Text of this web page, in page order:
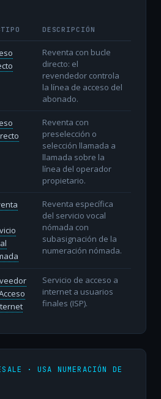
DESCRIPCIÓN
Reventa con bucle
directo: el
revendedor controla
la línea de acceso del
abonado.
Reventa con
preselección o
selección llamada a
llamada sobre la
línea del operador
propietario.
Reventa específica
del servicio vocal
nómada con
subasignación de la
numeración nómada.
Servicio de acceso a
internet a usuarios
finales (ISP).
· USA NUMERACIÓN DE